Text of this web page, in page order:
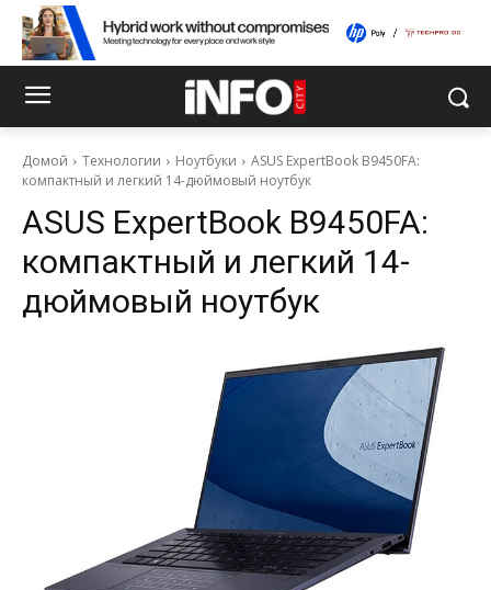
Домой Технологии Ноутбуки
ASUS ExpertBook B9450FA:
компактный и легкий 14-дюймовый ноутбук
ASUS ExpertBook B9450FA:
компактный и легкий 14-
дюймовый ноутбук